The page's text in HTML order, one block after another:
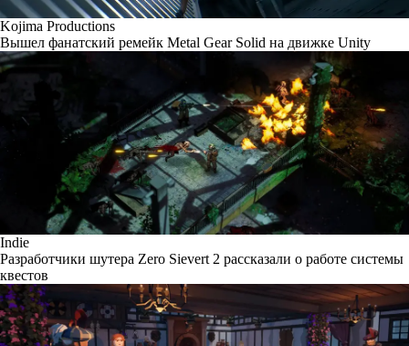
Kojima Productions
Вышел фанатский ремейк Metal Gear Solid на движке Unity
Indie
Разработчики шутера Zero Sievert 2 рассказали о работе системы
квестов